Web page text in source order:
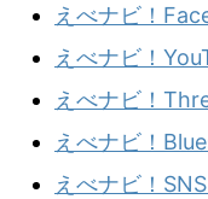
えべナビ！
えべナビ！
えべナビ！
えべナビ！
えべナビ！